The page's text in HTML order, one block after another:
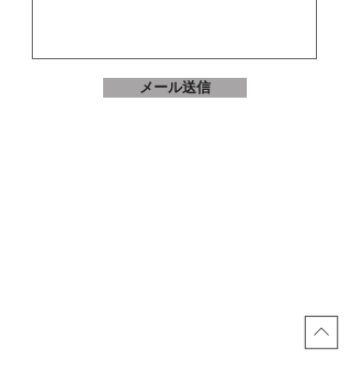
メール送信